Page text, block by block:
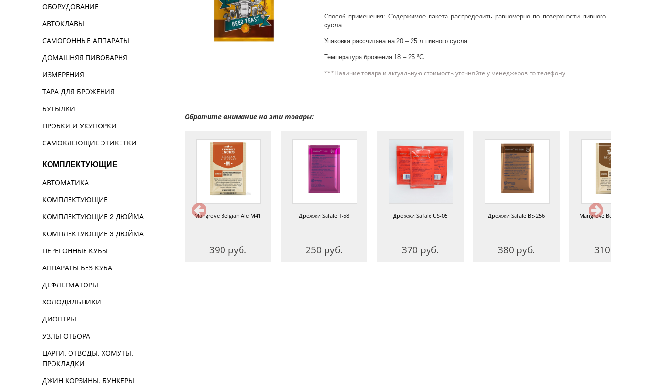
Способ применения: Содержимое пакета распределить равномерно по поверхности пивного
сусла.
Упаковка рассчитана на 20 – 25 л пивного сусла.
Температура брожения 18 – 25 ⁰С.
***Наличие товара и актуальную стоимость уточняйте у менеджеров по телефону
Обратите внимание на эти товары:
Дрожжи Safale W-68
360 руб.
Дрожжи Winstory Эль 05WS, 11 г Mangrove Belgian Ale M41
390 руб.
Дрожжи Safale Т-58
250 руб.
Дрожжи Safale US-05
370 руб.
Дрожжи Safale BE-256
380 руб.
Mangrove Belgian Wit M21
310 руб.
ОБОРУДОВАНИЕ
АВТОКЛАВЫ
САМОГОННЫЕ АППАРАТЫ
ДОМАШНЯЯ ПИВОВАРНЯ
ИЗМЕРЕНИЯ
ТАРА ДЛЯ БРОЖЕНИЯ
БУТЫЛКИ
ПРОБКИ И УКУПОРКИ
САМОКЛЕЮЩИЕ ЭТИКЕТКИ
КОМПЛЕКТУЮЩИЕ
АВТОМАТИКА
КОМПЛЕКТУЮЩИЕ
КОМПЛЕКТУЮЩИЕ 2 ДЮЙМА
КОМПЛЕКТУЮЩИЕ 3 ДЮЙМА
ПЕРЕГОННЫЕ КУБЫ
АППАРАТЫ БЕЗ КУБА
ДЕФЛЕГМАТОРЫ
ХОЛОДИЛЬНИКИ
ДИОПТРЫ
УЗЛЫ ОТБОРА
ЦАРГИ, ОТВОДЫ, ХОМУТЫ,
ПРОКЛАДКИ
ДЖИН КОРЗИНЫ, БУНКЕРЫ